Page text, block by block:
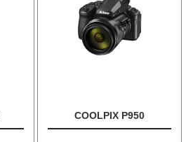
COOLPIX P950